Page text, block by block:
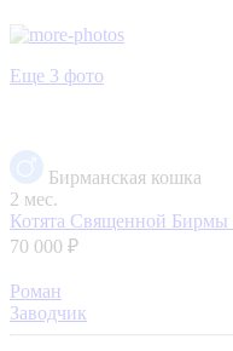
Еще 3 фото
Бирманская кошка
2 мес.
Котята Священной Бирмы
70 000 ₽
Роман
Заводчик